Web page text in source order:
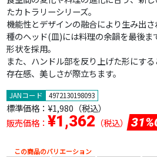
たカトラリーシリーズ。
機能性とデザインの融合により生み出
種のヘッド(皿)には料理の余韻を最後ま
形状を採用。
また、ハンドル部を反り上げた形にす
存在感、美しさが際立ちます。
JANコード 4972130198093
標準価格： ¥1,980（税込）
販売価格： ¥1,362 （税込）
この商品のバリエーション